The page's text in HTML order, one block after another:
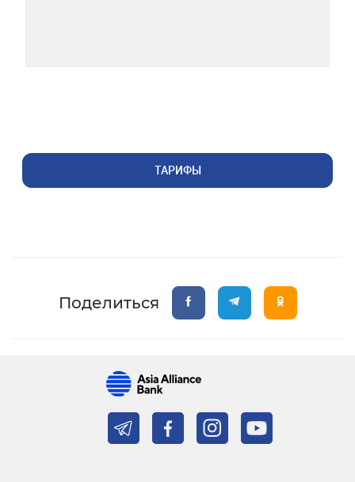
ТАРИФЫ
Поделиться